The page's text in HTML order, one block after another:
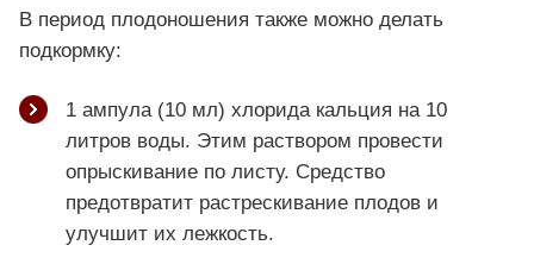
В период плодоношения также можно делать
подкормку:
1 ампула (10 мл) хлорида кальция на 10
литров воды. Этим раствором провести
опрыскивание по листу. Средство
предотвратит растрескивание плодов и
улучшит их лежкость.